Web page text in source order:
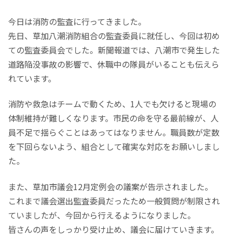
今日は消防の監査に行ってきました。
先日、草加八潮消防組合の監査委員に就任し、今回は初め
ての監査委員会でした。新聞報道では、八潮市で発生した
道路陥没事故の影響で、休職中の隊員がいることも伝えら
れています。
消防や救急はチームで動くため、1人でも欠けると現場の
体制維持が難しくなります。市民の命を守る最前線が、人
員不足で揺らぐことはあってはなりません。職員数が定数
を下回らないよう、組合として確実な対応をお願いしまし
た。
また、草加市議会12月定例会の議案が告示されました。
これまで議会選出監査委員だったため一般質問が制限され
ていましたが、今回から行えるようになりました。
皆さんの声をしっかり受け止め、議会に届けていきます。